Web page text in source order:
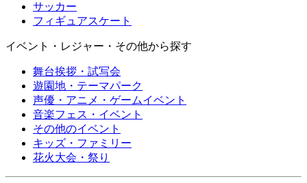
サッカー
フィギュアスケート
イベント・レジャー・その他から探す
舞台挨拶・試写会
遊園地・テーマパーク
声優・アニメ・ゲームイベント
音楽フェス・イベント
その他のイベント
キッズ・ファミリー
花火大会・祭り